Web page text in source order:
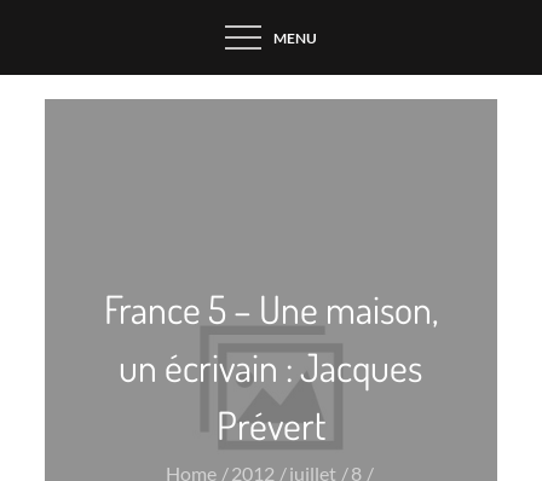
MENU
France 5 – Une maison,
un écrivain : Jacques
Prévert
Home 2012 juillet
8